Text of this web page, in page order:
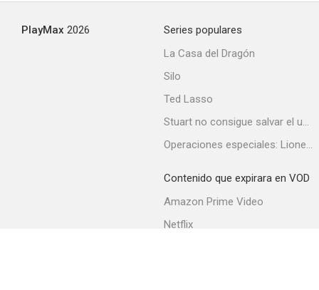
PlayMax 2026
Series populares
La Casa del Dragón
Silo
Ted Lasso
Stuart no consigue salvar el universo
Operaciones especiales: Lioness
Contenido que expirara en VOD
Amazon Prime Video
Netflix